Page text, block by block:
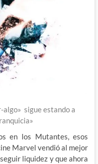
algo» sigue estando a
en los Mutantes, esos
Marvel vendió al mejor
liquidez y que ahora